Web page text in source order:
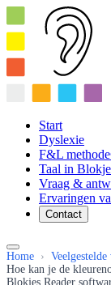
Start
Dyslexie
F&L
Taal in
Vraag &
Ervaringen
Contact
Home › Veelgestelde
Hoe kan je de
Blokjes Reader